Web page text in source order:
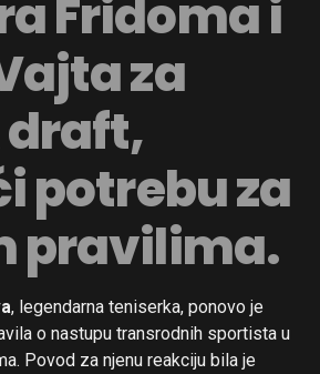
Fridoma i
za
draft,
potrebu za
pravilima.
, legendarna teniserka, ponovo je
o nastupu transrodnih sportista u
Povod za njenu reakciju bila je